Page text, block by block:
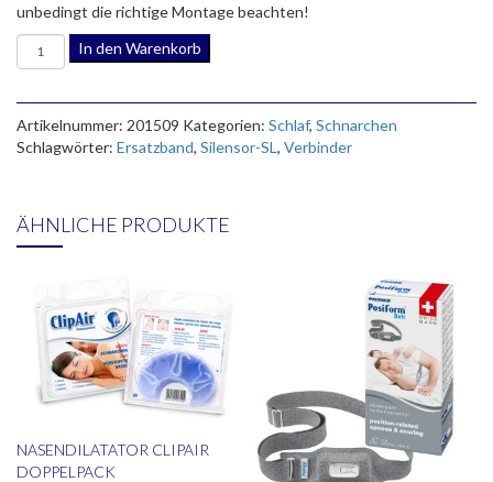
unbedingt die richtige Montage beachten!
Zubehör
Silensor-
Verbinderset
Menge
In den Warenkorb
Artikelnummer: 201509 Kategorien: Schlaf, Schnarchen
Schlagwörter: Ersatzband, Silensor-SL , Verbinder
ÄHNLICHE PRODUKTE
NASENDILATATOR CLIPAIR
DOPPELPACK